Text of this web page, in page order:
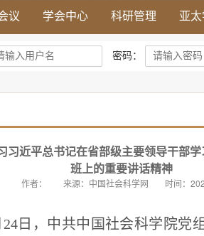
议 学会中心 科研管理 亚
密码：
习近平总书记在省部级主要领导干部
班上的重要讲话精神
作者： 来源：中国社会科学网 时间：
24日，中共中国社会科学院党